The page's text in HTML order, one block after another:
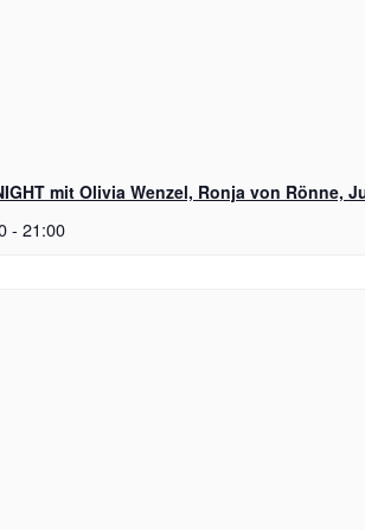
mit Olivia Wenzel, Ronja von Rönne,
- 21:00